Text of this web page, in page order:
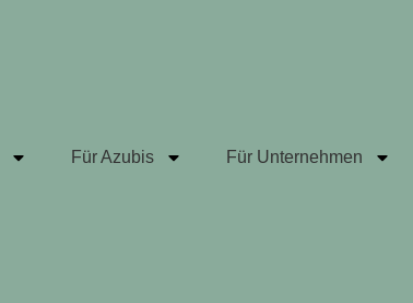
Für Azubis Für Unternehmen